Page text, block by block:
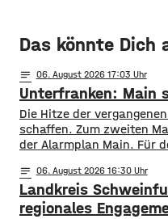
Das könnte Dich
notes 06. August 2026 17:03
Unterfranken: Main
Die Hitze der
schaffen. Zum zweiten
der Alarmplan Main. Für
mainabwärts die zweite
aktuell mit dem
Probleme, allerdings ist
notes 06. August 2026 16:30
Landkreis
regionales